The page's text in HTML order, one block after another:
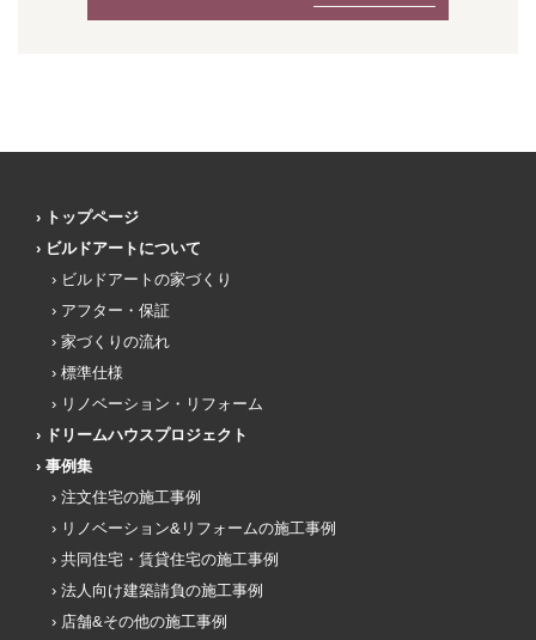
トップページ
ビルドアートについて
ビルドアートの家づくり
アフター・保証
家づくりの流れ
標準仕様
リノベーション・リフォーム
ドリームハウスプロジェクト
事例集
注文住宅の施工事例
リノベーション&リフォームの施工事例
共同住宅・賃貸住宅の施工事例
法人向け建築請負の施工事例
店舗&その他の施工事例